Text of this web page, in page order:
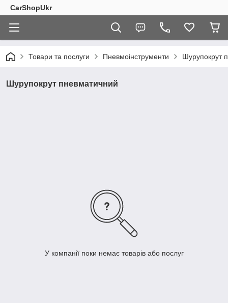
CarShopUkr
Товари та послуги Пневмоінструменти Шурупокрут
Шурупокрут пневматичний
У компанії поки немає товарів або послуг